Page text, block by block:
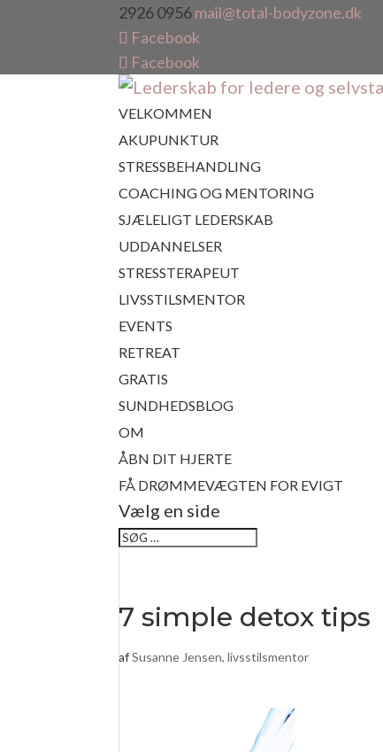
2926 0956mail@total-bodyzone.dk
Facebook
Facebook
VELKOMMEN
AKUPUNKTUR
STRESSBEHANDLING
COACHING OG MENTORING
SJÆLELIGT LEDERSKAB
UDDANNELSER
STRESSTERAPEUT
LIVSSTILSMENTOR
EVENTS
RETREAT
GRATIS
SUNDHEDSBLOG
OM
ÅBN DIT HJERTE
FÅ DRØMMEVÆGTEN FOR EVIGT
Vælg en side
7 simple detox tips
afSusanne Jensen, livsstilsmentor